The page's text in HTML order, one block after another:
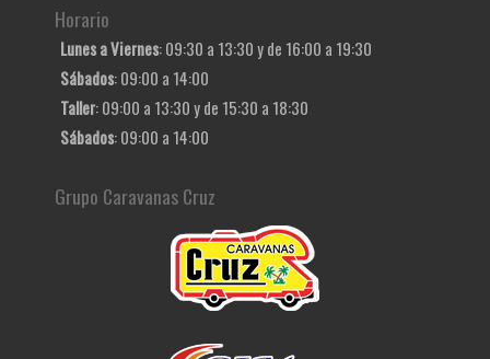
Horario
Lunes a Viernes: 09:30 a 13:30 y de 16:00 a 19:30
Sábados: 09:00 a 14:00
Taller: 09:00 a 13:30 y de 15:30 a 18:30
Sábados: 09:00 a 14:00
Grupo Caravanas Cruz